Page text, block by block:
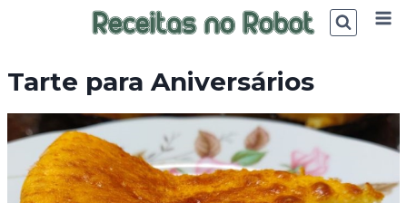
Tarte para Aniversários